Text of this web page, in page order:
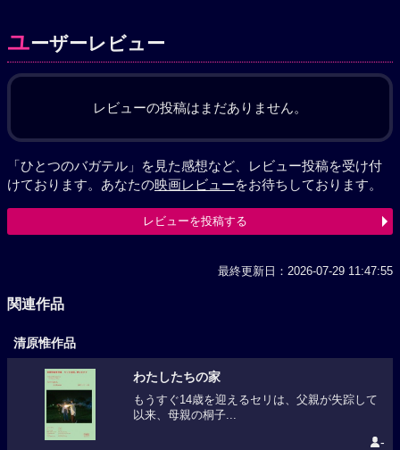
ユーザーレビュー
レビューの投稿はまだありません。
「ひとつのバガテル」を見た感想など、レビュー投稿を受け付
けております。あなたの映画レビューをお待ちしております。
レビューを投稿する
最終更新日：2026-07-29 11:47:55
関連作品
清原惟作品
わたしたちの家
もうすぐ14歳を迎えるセリは、父親が失踪して
以来、母親の桐子...
-